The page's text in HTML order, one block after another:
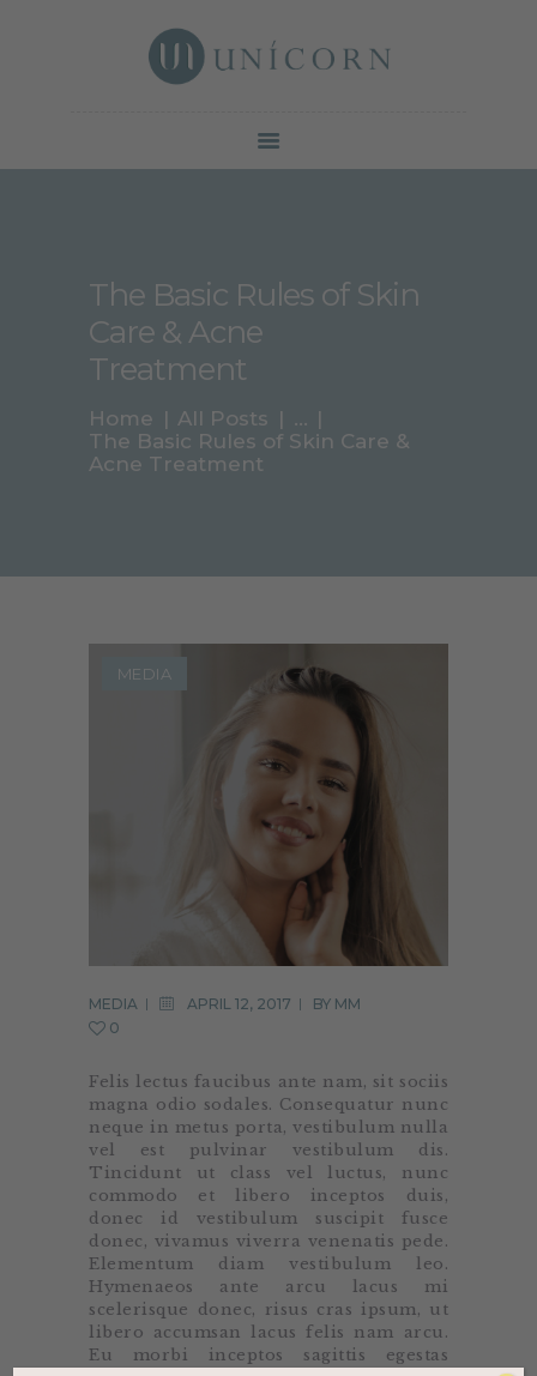
The Basic Rules of Skin
Care & Acne
Treatment
Home All Posts
...
The Basic Rules of Skin Care &
Acne Treatment
Botox North York | Unicorn Cosmetic Clinic
ABOUT
CONTACTS
BLOG
MEDIA
MEDIA APRIL 12, 2017 BY MM
0
Felis lectus faucibus ante nam, sit sociis
magna odio sodales. Consequatur nunc
neque in metus porta, vestibulum nulla
vel est pulvinar vestibulum dis.
Tincidunt ut class vel luctus, nunc
commodo et libero inceptos duis,
donec id vestibulum suscipit fusce
donec, vivamus viverra venenatis pede.
Elementum diam vestibulum leo.
Hymenaeos ante arcu lacus mi
scelerisque donec, risus cras ipsum, ut
libero accumsan lacus felis nam arcu.
Eu morbi inceptos sagittis egestas